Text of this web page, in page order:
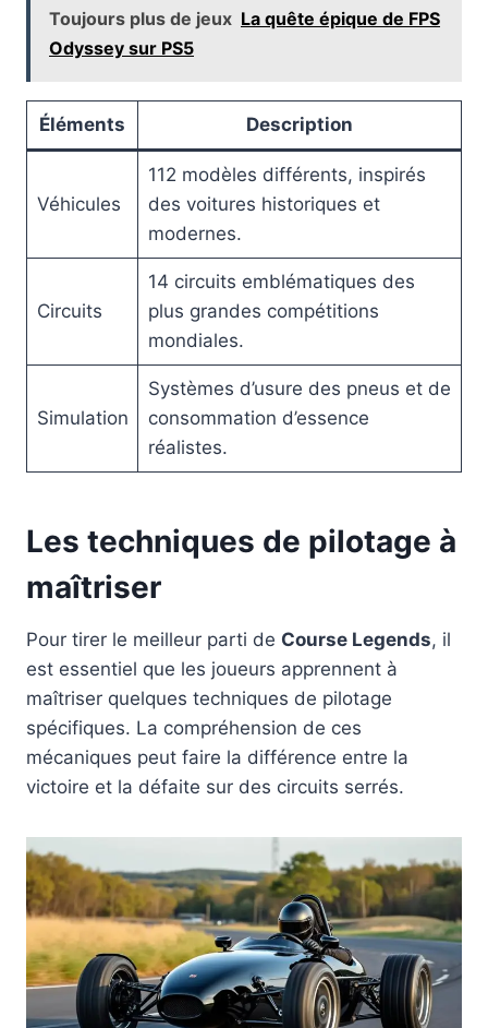
Toujours plus de jeux La quête épique de FPS
Odyssey sur PS5
Éléments Description
Véhicules
112 modèles différents, inspirés
des voitures historiques et
modernes.
Circuits
14 circuits emblématiques des
plus grandes compétitions
mondiales.
Simulation
Systèmes d’usure des pneus et de
consommation d’essence
réalistes.
Les techniques de pilotage à
maîtriser
Pour tirer le meilleur parti de Course Legends, il
est essentiel que les joueurs apprennent à
maîtriser quelques techniques de pilotage
spécifiques. La compréhension de ces
mécaniques peut faire la différence entre la
victoire et la défaite sur des circuits serrés.